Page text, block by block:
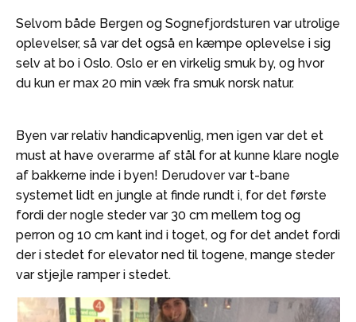
Selvom både Bergen og Sognefjordsturen var utrolige
oplevelser, så var det også en kæmpe oplevelse i sig
selv at bo i Oslo. Oslo er en virkelig smuk by, og hvor
du kun er max 20 min væk fra smuk norsk natur.
Byen var relativ handicapvenlig, men igen var det et
must at have overarme af stål for at kunne klare nogle
af bakkerne inde i byen! Derudover var t-bane
systemet lidt en jungle at finde rundt i, for det første
fordi der nogle steder var 30 cm mellem tog og
perron og 10 cm kant ind i toget, og for det andet fordi
der i stedet for elevator ned til togene, mange steder
var stjejle ramper i stedet.